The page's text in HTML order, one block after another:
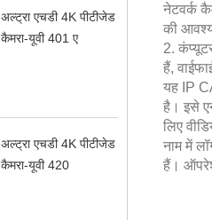
अल्ट्रा एचडी 4K पीटीजेड
कैमरा-यूवी 401 ए
अल्ट्रा एचडी 4K पीटीजेड
कैमरा-यूवी 420
नेटवर्क
की
2.
हैं,
यह IP
है। इसे
लिए
नाम में
हैं।